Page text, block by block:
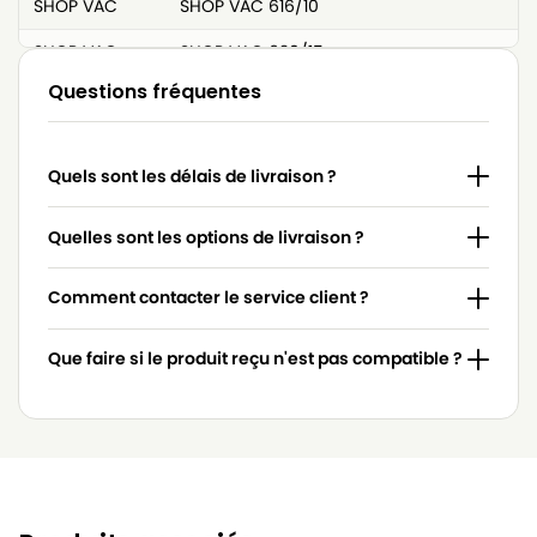
SHOP VAC
SHOP VAC 616/10
SHOP VAC
SHOP VAC 620/15
SHOP VAC
SHOP VAC 620/18
SHOP VAC
SHOP VAC 630/01
SHOP VAC
SHOP VAC 630/31
SHOP VAC
SHOP VAC 650/15
SHOP VAC
SHOP VAC 650/17
SHOP VAC
SHOP VAC 670/32
Questions fréquentes
Quels sont les délais de livraison ?
Quelles sont les options de livraison ?
Comment contacter le service client ?
Que faire si le produit reçu n'est pas compatible ?